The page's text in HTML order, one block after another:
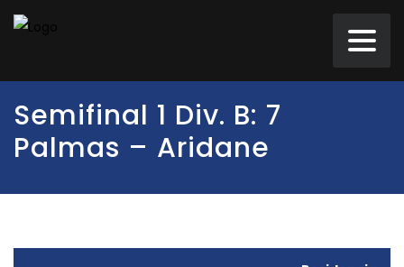
Semifinal 1 Div. B: 7
Palmas – Aridane